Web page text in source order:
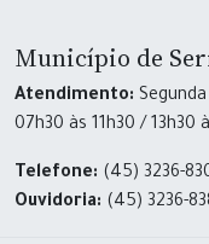
Município de
Atendimento:
07h30 às 11h30 / 13h30
Telefone: (45) 3236-
Ouvidoria: (45) 3236-